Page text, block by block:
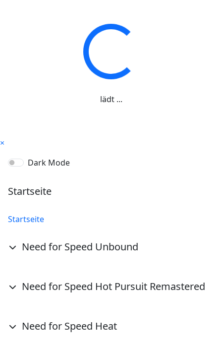
lädt ...
×
Dark Mode
Startseite
Startseite
Need for Speed Unbound
Need for Speed Hot Pursuit Remastered
Need for Speed Heat